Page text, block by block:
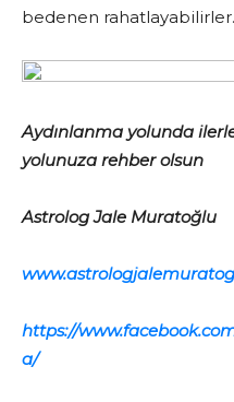
bedenen rahatlayabilirler.
Aydınlanma yolunda
yolunuza rehber olsun
Astrolog Jale Muratoğlu
https://
a/